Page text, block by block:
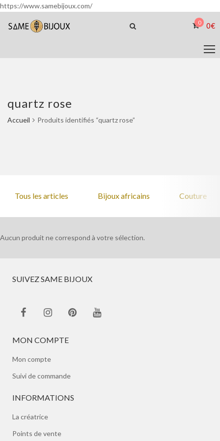
https://www.samebijoux.com/
0 0€
quartz rose
Accueil Produits identifiés “quartz rose”
Tous les articles Bijoux africains Couture
Aucun produit ne correspond à votre sélection.
SUIVEZ SAME BIJOUX
MON COMPTE
Mon compte
Suivi de commande
INFORMATIONS
La créatrice
Points de vente